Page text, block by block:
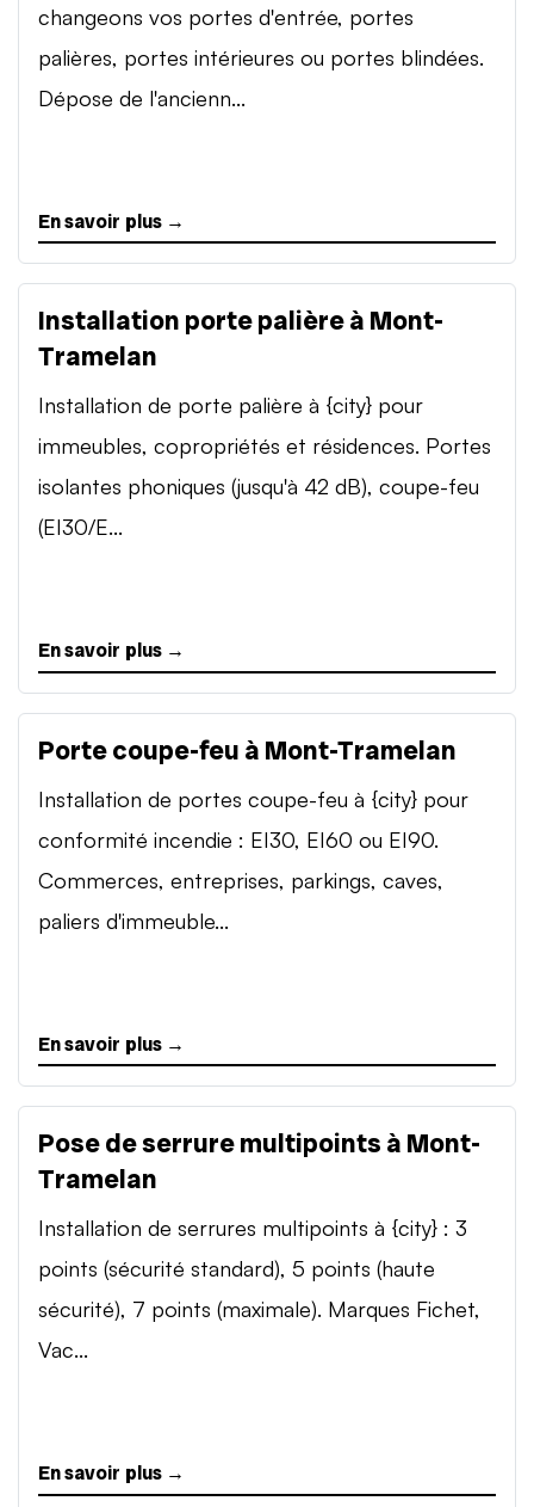
changeons vos portes d'entrée, portes
palières, portes intérieures ou portes blindées.
Dépose de l'ancienn...
En savoir plus →
Installation porte palière à Mont-
Tramelan
Installation de porte palière à {city} pour
immeubles, copropriétés et résidences. Portes
isolantes phoniques (jusqu'à 42 dB), coupe-feu
(EI30/E...
En savoir plus →
Porte coupe-feu à Mont-Tramelan
Installation de portes coupe-feu à {city} pour
conformité incendie : EI30, EI60 ou EI90.
Commerces, entreprises, parkings, caves,
paliers d'immeuble...
En savoir plus →
Pose de serrure multipoints à Mont-
Tramelan
Installation de serrures multipoints à {city} : 3
points (sécurité standard), 5 points (haute
sécurité), 7 points (maximale). Marques Fichet,
Vac...
En savoir plus →